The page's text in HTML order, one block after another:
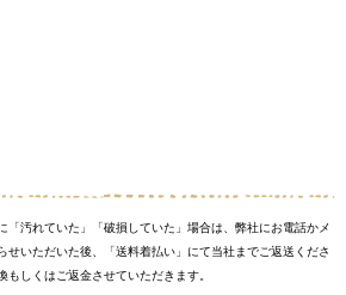
「汚れていた」「破損していた」場合は、弊社にお電話かメ
せいただいた後、「送料着払い」にて当社までご返送くださ
もしくはご返金させていただきます。